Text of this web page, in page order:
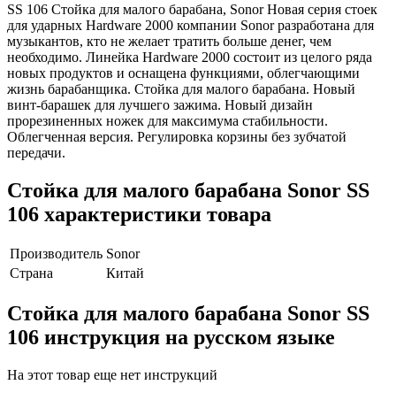
SS 106 Стойка для малого барабана, Sonor Новая серия стоек
для ударных Hardware 2000 компании Sonor разработана для
музыкантов, кто не желает тратить больше денег, чем
необходимо. Линейка Hardware 2000 состоит из целого ряда
новых продуктов и оснащена функциями, облегчающими
жизнь барабанщика. Стойка для малого барабана. Новый
винт-барашек для лучшего зажима. Новый дизайн
прорезиненных ножек для максимума стабильности.
Облегченная версия. Регулировка корзины без зубчатой
передачи.
Стойка для малого барабана Sonor SS
106 характеристики товара
Производитель Sonor
Страна
Китай
Стойка для малого барабана Sonor SS
106 инструкция на русском языке
На этот товар еще нет инструкций